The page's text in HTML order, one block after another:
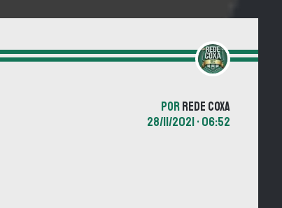
PORREDE COXA
28/11/2021 • 06:52